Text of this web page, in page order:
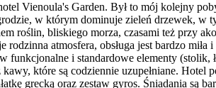
Vienoula's Garden. Był to mój kolejny
w którym dominuje zieleń drzewek,
roślin, bliskiego morza, czasami też przy
atmosfera, obsługa jest bardzo miła
i standardowe elementy (stolik,
które są codziennie uzupełniane. Hotel
grecką oraz zestaw gyros. Śniadania są